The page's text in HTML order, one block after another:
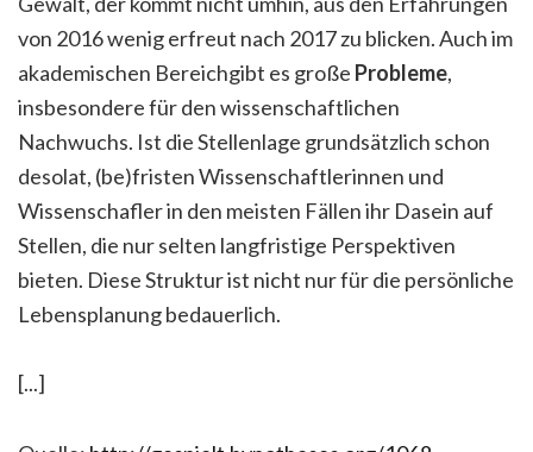
von 2016 wenig erfreut nach 2017 zu blicken. Auch im
akademischen Bereichgibt es große Probleme,
insbesondere für den wissenschaftlichen
Nachwuchs. Ist die Stellenlage grundsätzlich schon
desolat, (be)fristen Wissenschaftlerinnen und
Wissenschafler in den meisten Fällen ihr Dasein auf
Stellen, die nur selten langfristige Perspektiven
bieten. Diese Struktur ist nicht nur für die persönliche
Lebensplanung bedauerlich.
[...]